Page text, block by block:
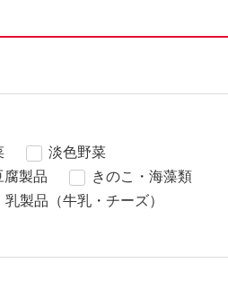
淡色野菜
腐製品
きのこ・海藻類
乳製品（牛乳・チーズ）